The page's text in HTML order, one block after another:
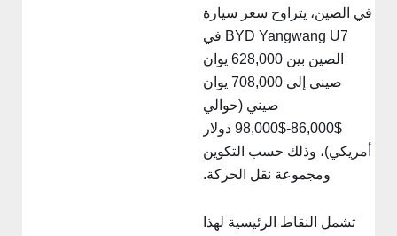
في الصين، يتراوح سعر سيارة
BYD Yangwang U7 في
الصين بين 628,000 يوان
صيني إلى 708,000 يوان
صيني (حوالي
$86,000-$98,000 دولار
أمريكي)، وذلك حسب التكوين
ومجموعة نقل الحركة.
تشمل النقاط الرئيسية لهذا